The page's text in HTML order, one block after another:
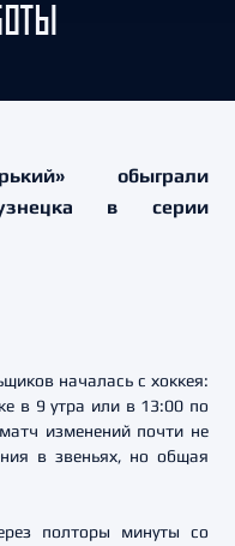
обыграли
в серии
началась с хоккея:
в 9 утра или в 13:00 по
изменений почти не
в звеньях, но общая
полторы минуты со